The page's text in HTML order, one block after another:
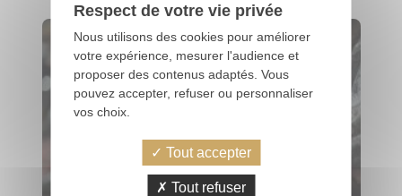
Respect de votre vie privée
Nous utilisons des cookies pour améliorer
votre expérience, mesurer l'audience et
proposer des contenus adaptés. Vous
pouvez accepter, refuser ou personnaliser
vos choix.
Tout accepter
Tout refuser